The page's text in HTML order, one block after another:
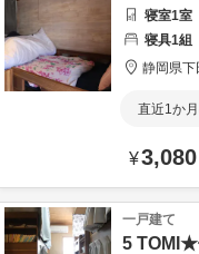
寝室1室
寝具1組
静岡県下
直近1か
¥3,080
一戸建て
5 TOMI★